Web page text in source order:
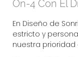
On-4 Con El
En Diseño de
estricto y
nuestra prioridad